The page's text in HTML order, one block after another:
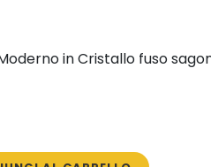
in Cristallo fuso